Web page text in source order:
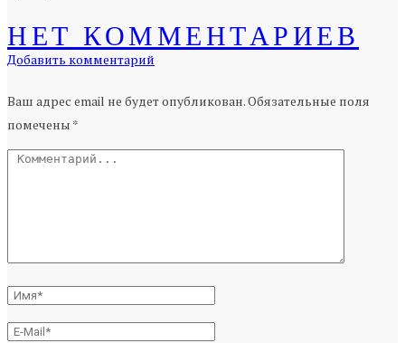
НЕТ КОММЕНТАРИЕВ
Добавить комментарий
Ваш адрес email не будет опубликован.Обязательные поля
помечены *